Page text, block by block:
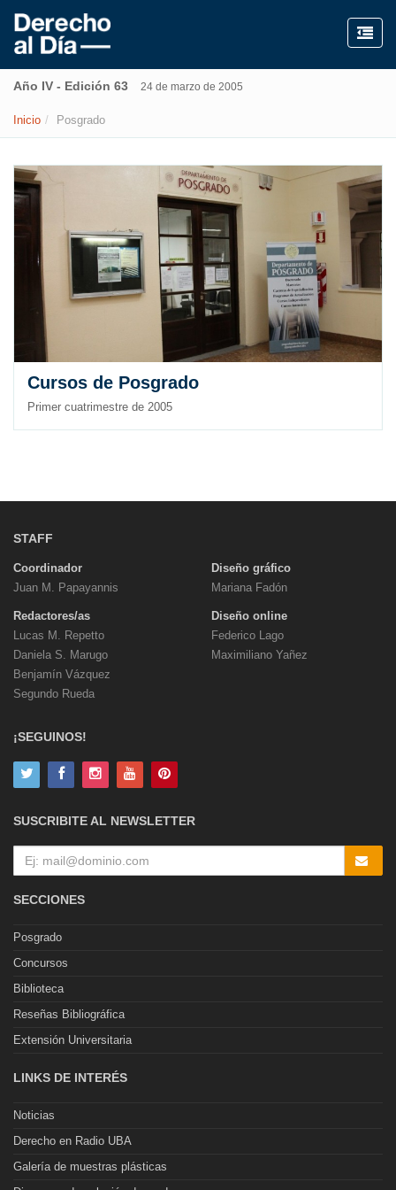
Año IV - Edición 63 24 de marzo de 2005
Inicio Posgrado
Cursos de Posgrado
Primer cuatrimestre de 2005
STAFF
Coordinador
Juan M. Papayannis
Redactores/as
Lucas M. Repetto
Daniela S. Marugo
Benjamín Vázquez
Segundo Rueda
Diseño gráfico
Mariana Fadón
Diseño online
Federico Lago
Maximiliano Yañez
¡SEGUINOS!
SUSCRIBITE AL NEWSLETTER
SECCIONES
Posgrado
Concursos
Biblioteca
Reseñas Bibliográfica
Extensión Universitaria
LINKS DE INTERÉS
Noticias
Derecho en Radio UBA
Galería de muestras plásticas